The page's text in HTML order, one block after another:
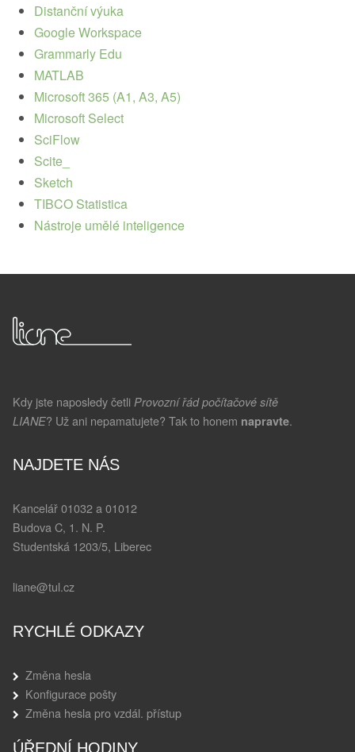
Distanční výuka
Google Workspace
Grammarly Edu
MATLAB
Microsoft 365 (A1, A3, A5)
Microsoft Select
SciFlow
Scite_
Sketch
TIBCO Statistica
Nástroje umělé inteligence
Kdy jste naposledy četli Provozní řád počítačové sítě
LIANE? Už ani nepamatujete? Tak to honem napravte.
NAJDETE NÁS
Kancelář 01032 a 01012
Budova C, 1. N. P.
Studentská 1203/5, Liberec
liane@tul.cz
RYCHLÉ ODKAZY
Změna hesla
Konfigurace pošty
Změna hesla pro vzdál. přístup
ÚŘEDNÍ HODINY